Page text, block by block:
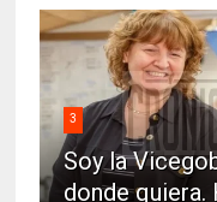
3
Soy la
donde quiera.